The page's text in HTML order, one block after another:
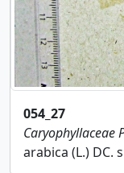
054_27
Caryophyllaceae
arabica (L.) DC.